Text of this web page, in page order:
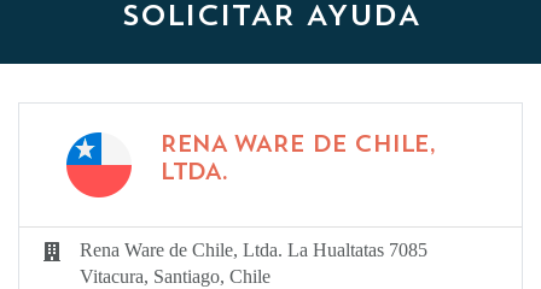
SOLICITAR AYUDA
RENA WARE DE CHILE,
LTDA.
Rena Ware de Chile, Ltda. La Hualtatas 7085
Vitacura, Santiago, Chile